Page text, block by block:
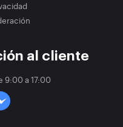
al cliente
9:00 a 17:00